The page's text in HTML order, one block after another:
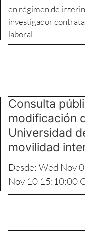
en régimen de
investigador
laboral
Consulta
modificación
Universidad
movilidad
Desde: Wed Nov
Nov 10 15:10:00